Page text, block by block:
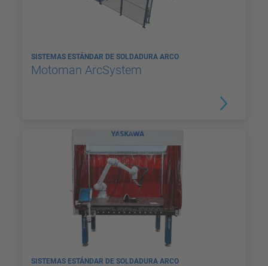
SISTEMAS ESTÁNDAR DE SOLDADURA ARCO
Motoman ArcSystem
SISTEMAS ESTÁNDAR DE SOLDADURA ARCO